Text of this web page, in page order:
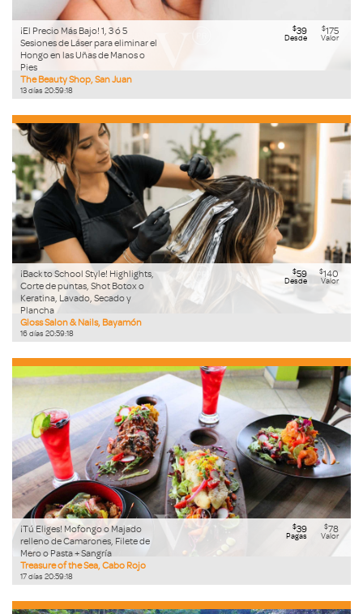
¡El Precio Más Bajo! 1, 3 ó 5
Sesiones de Láser para eliminar el
Hongo en las Uñas de Manos o
Pies
The Beauty Shop, San Juan
13días 20:59:17
$39
Desde
$175
Valor
¡Back to School Style! Highlights,
Corte de puntas, Shot Botox o
Keratina, Lavado, Secado y
Plancha
Gloss Salon & Nails, Bayamón
16días 20:59:17
$59
Desde
$140
Valor
¡Tú Eliges! Mofongo o Majado
relleno de Camarones, Filete de
Mero o Pasta + Sangría
Treasure of the Sea, Cabo Rojo
17días 20:59:17
$39
Pagas
$78
Valor